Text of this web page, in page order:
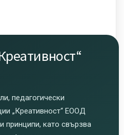
педагогически
„Креативност“ ЕООД
принципи, като свързва